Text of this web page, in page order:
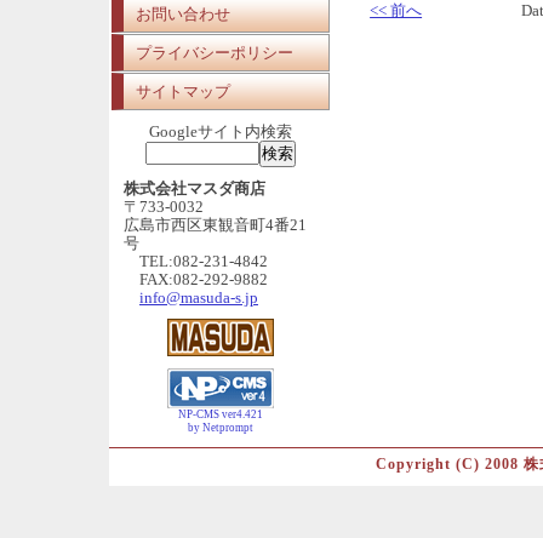
お問い合わせ
プライバシーポリシー
サイトマップ
Googleサイト内検索
株式会社マスダ商店
〒733-0032
広島市西区東観音町4番21
号
TEL:082-231-4842
FAX:082-292-9882
info@masuda-s.jp
NP-CMS ver4.421
by Netprompt
<< 前へ
Copyright (C) 2008